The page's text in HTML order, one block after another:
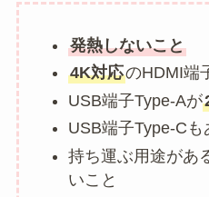
発熱しないこと
4K対応のHDMI端
USB端子Type-Aが
USB端子Type-Cも
持ち運ぶ用途があ
いこと